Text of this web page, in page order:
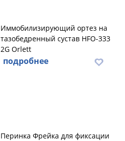
Иммобилизирующий ортез на
тазобедренный сустав HFO-333
2G Orlett
подробнее
Перинка Фрейка для фиксации